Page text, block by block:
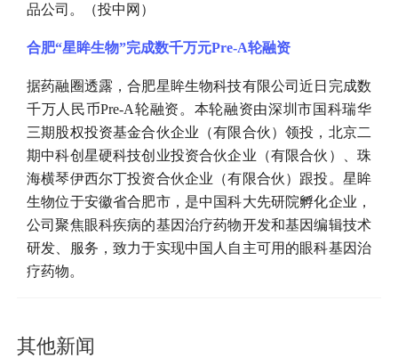
品公司。（投中网）
合肥“星眸生物”完成数千万元Pre-A轮融资
据药融圈透露，合肥星眸生物科技有限公司近日完成数
千万人民币Pre-A轮融资。本轮融资由深圳市国科瑞华
三期股权投资基金合伙企业（有限合伙）领投，北京二
期中科创星硬科技创业投资合伙企业（有限合伙）、珠
海横琴伊西尔丁投资合伙企业（有限合伙）跟投。星眸
生物位于安徽省合肥市，是中国科大先研院孵化企业，
公司聚焦眼科疾病的基因治疗药物开发和基因编辑技术
研发、服务，致力于实现中国人自主可用的眼科基因治
疗药物。
其他新闻